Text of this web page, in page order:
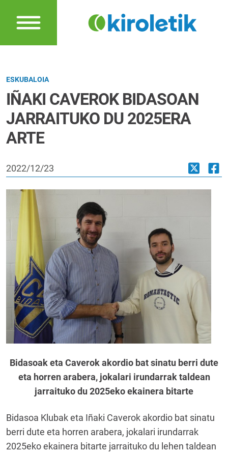
ESKUBALOIA
IÑAKI CAVEROK BIDASOAN
JARRAITUKO DU 2025ERA
ARTE
2022/12/23
Bidasoak eta Caverok akordio bat sinatu berri dute
eta horren arabera, jokalari irundarrak taldean
jarraituko du 2025eko ekainera bitarte
Bidasoa Klubak eta Iñaki Caverok akordio bat sinatu
berri dute eta horren arabera, jokalari irundarrak
2025eko ekainera bitarte jarraituko du lehen taldean